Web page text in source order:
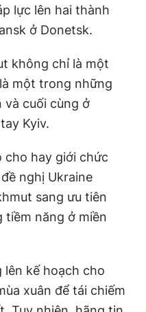
lực lên hai thành
ở Donetsk.
không chỉ là một
một trong những
cuối cùng ở
Kyiv.
cho hay giới chức
nghị Ukraine
sang ưu tiên
tiềm năng ở miền
lên kế hoạch cho
xuân để tái chiếm